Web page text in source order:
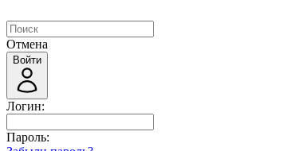
Отмена
Войти
Логин:
Пароль: